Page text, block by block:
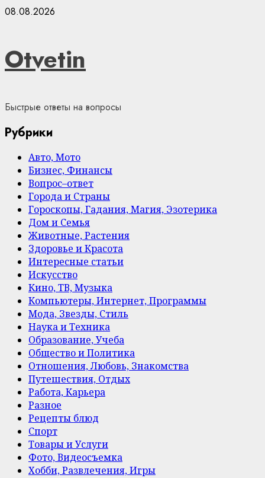
Skip
08.08.2026
Otvetin
Быстрые ответы на вопросы
Рубрики
Авто, Мото
Бизнес, Финансы
Вопрос–ответ
Города и Страны
Гороскопы, Гадания, Магия, Эзотерика
Дом и Семья
Животные, Растения
Здоровье и Красота
Интересные статьи
Искусство
Кино, ТВ, Музыка
Компьютеры, Интернет, Программы
Мода, Звезды, Стиль
Наука и Техника
Образование, Учеба
Общество и Политика
Отношения, Любовь, Знакомства
Путешествия, Отдых
Работа, Карьера
Разное
Рецепты блюд
Спорт
Товары и Услуги
Фото, Видеосъемка
Хобби, Развлечения, Игры